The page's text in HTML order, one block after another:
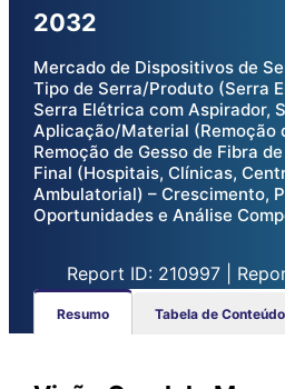
2032
Mercado de Dispositivos de
Tipo de Serra/Produto (Serra
Serra Elétrica com Aspirador,
Aplicação/Material (Remoção
Remoção de Gesso de Fibra
Final (Hospitais, Clínicas,
Ambulatorial) – Crescimento,
Oportunidades e Análise
Report ID: 210997 |
Resumo Tabela de